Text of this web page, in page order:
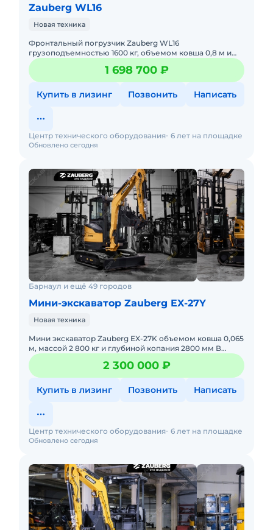
Zauberg WL16
Новая техника
Фронтальный погрузчик Zauberg WL16
грузоподъемностью 1600 кг, объемом ковша 0,8 м и
массой 3800 кг. В наличии на складах РФ.
Действующее ЭПСМ, все налоги и
1 698 700 ₽
Купить в лизинг Позвонить Написать
Обновлено сегодня
Центр технического оборудования 6 лет на площадке
Барнаул и ещё 49 городов
Мини-экскаватор Zauberg EX-27Y
Новая техника
Мини экскаватор Zauberg EX-27K объемом ковша 0,065
м, массой 2 800 кг и глубиной копания 2800 мм В
наличии на складах РФ. Действующее ЭПСМ, все
налоги и сбо
2 300 000 ₽
Купить в лизинг Позвонить Написать
Обновлено сегодня
Центр технического оборудования 6 лет на площадке